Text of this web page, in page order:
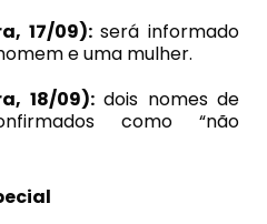
17/09):será informado
e uma mulher.
18/09):dois nomes de
como “não